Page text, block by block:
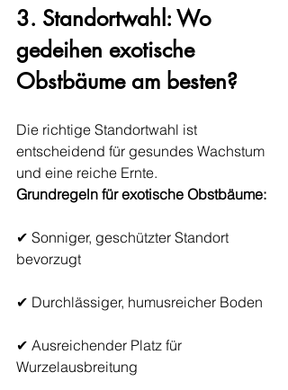
3. Standortwahl: Wo
gedeihen exotische
Obstbäume am besten?
Die richtige Standortwahl ist
entscheidend für gesundes Wachstum
und eine reiche Ernte.
Grundregeln für exotische Obstbäume:
✔ Sonniger, geschützter Standort
bevorzugt
✔ Durchlässiger, humusreicher Boden
✔ Ausreichender Platz für
Wurzelausbreitung